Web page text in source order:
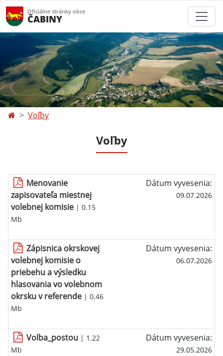
Oficiálne stránky obce
ČABINY
Voľby
Voľby
Menovanie
zapisovateľa miestnej
volebnej komisie | 0.15
Mb
Dátum vyvesenia:
09.07.2026
Zápisnica okrskovej
volebnej komisie o
priebehu a výsledku
hlasovania vo volebnom
okrsku v referende | 0.46
Mb
Dátum vyvesenia:
06.07.2026
Volba_postou | 1.22
Mb
Dátum vyvesenia:
29.05.2026